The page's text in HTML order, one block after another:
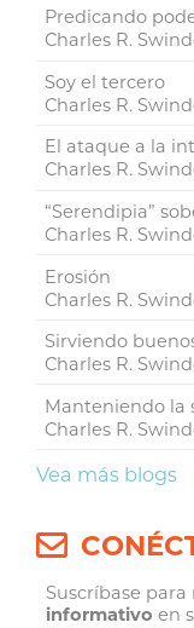
Predicando
Charles R.
Soy el tercero
Charles R.
El ataque a la
Charles R.
“Serendipia”
Charles R.
Erosión
Charles R.
Sirviendo
Charles R.
Manteniendo la
Charles R.
Vea más blogs
Suscríbase
informativo en